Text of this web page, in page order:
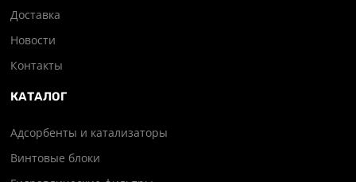
Доставка
Новости
Контакты
КАТАЛОГ
Адсорбенты и катализаторы
Винтовые блоки